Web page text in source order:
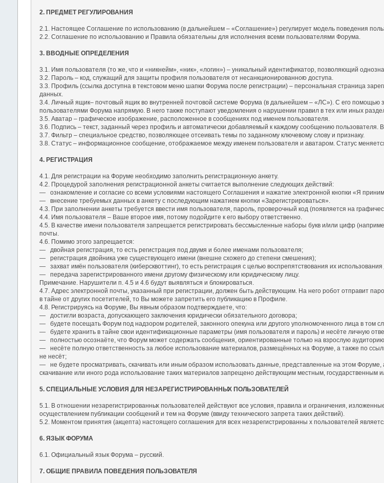
2. ПРЕДМЕТ РЕГУЛИРОВАНИЯ
2.1. Настоящее Соглашение по использованию (в дальнейшем – «Соглашение») регулирует модель поведения
2.2. Соглашение по использованию и Правила обязательны для исполнения всеми пользователями Форума.
3. ВВОДНЫЕ ОПРЕДЕЛЕНИЯ
3.1. Имя пользователя (то же, что и «никнейм», «ник», «логин») – уникальный идентификатор, позволяющий
3.2. Пароль – код, служащий для защиты профиля пользователя от несанкционированного доступа.
3.3. Профиль (ссылка доступна в текстовом меню шапки Форума после регистрации) – персональная страница
данных.
3.4. Личный ящик– почтовый ящик во внутренней почтовой системе Форума (в дальнейшем – «ЛС»). С его помощью
пользователями Форума напрямую. В него также поступают уведомления о нарушении правил в тех или иных
3.5. Аватар – графическое изображение, расположенное в сообщениях под именем пользователя.
3.6. Подпись – текст, заданный через профиль и автоматически добавляемый к каждому сообщению пользователя.
3.7. Фильтр – специальное средство, позволяющее отсеивать темы по заданному ключевому слову и признаку.
3.8. Статус – информационное сообщение, отображаемое между именем пользователя и аватаром. Статус
4. РЕГИСТРАЦИЯ
4.1. Для регистрации на Форуме необходимо заполнить регистрационную анкету.
4.2. Процедурой заполнения регистрационной анкеты считается выполнение следующих действий:
― ознакомление и согласие со всеми условиями настоящего Соглашения и нажатие электронной кнопки «Я
― внесение требуемых данных в анкету с последующим нажатием кнопки «Зарегистрироваться».
4.3. При заполнении анкеты требуется ввести имя пользователя, пароль, проверочный код (появляется на
4.4. Имя пользователя – Ваше второе имя, потому подойдите к его выбору ответственно.
4.5. В качестве имени пользователя запрещается регистрировать бессмысленные наборы букв и/или цифр
почты.
4.6. Помимо этого запрещается:
― двойная регистрация, то есть регистрация под двумя и более именами пользователя;
― регистрация двойника уже существующего имени (внешне схожего до степени смешения);
― захват имён пользователя (киберсквоттинг), то есть регистрация с целью воспрепятствования их
― передача зарегистрированного имени другому физическому или юридическому лицу.
Примечание. Нарушители п. 4.5 и 4.6 будут выявляться и блокироваться.
4.7. Адрес электронной почты, указанный при регистрации, должен быть действующим. На него робот отправит
в тайне от других посетителей, то Вы можете запретить его публикацию в Профиле.
4.8. Регистрируясь на Форуме, Вы явным образом подтверждаете, что:
― достигли возраста, допускающего заключения юридически обязательного договора;
― будете посещать Форум под надзором родителей, законного опекуна или другого уполномоченного лица в том
― будете хранить в тайне свои идентификационные параметры (имя пользователя и пароль) и несёте личную
― полностью осознаёте, что Форум может содержать сообщения, ориентированные только на взрослую
― несёте полную ответственность за любое использование материалов, размещённых на Форуме, а также по
не несёт;
― не будете просматривать, скачивать или иным образом использовать данные, представленные на этом
скачивание или иного рода использование таких материалов запрещено действующим местным, государственным
5. СПЕЦИАЛЬНЫЕ УСЛОВИЯ ДЛЯ НЕЗАРЕГИСТРИРОВАННЫХ ПОЛЬЗОВАТЕЛЕЙ
5.1. В отношении незарегистрированных пользователей действуют все условия, правила и ограничения,
осуществлением публикации сообщений и тем на Форуме (ввиду технического запрета таких действий).
5.2. Моментом принятия (акцепта) настоящего соглашения для всех незарегистрированны х пользователей
6. ЯЗЫК ФОРУМА
6.1. Официальный язык Форума – русский.
7. ОБЩИЕ ПРАВИЛА ПОВЕДЕНИЯ ПОЛЬЗОВАТЕЛЯ